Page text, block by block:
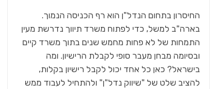
החיסרון בתחום הנדל"ן הוא רף הכניסה הנמוך.
בארה"ב למשל, כדי לפתוח משרד תיווך נדרשת מעין
התמחות של לא פחות מחמש שנים בתוך משרד קיים
ובסיומה מבחן מעבר סופי לקבלת הרישיון. ומה
בישראל? כאן כל אחד יכול לקבל רישיון בקלות,
להציב שלט של "שיווק נדל"ן" ולהתחיל לעבוד ממש